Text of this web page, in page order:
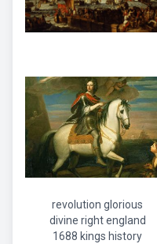
revolution glorious
divine right england
1688 kings history